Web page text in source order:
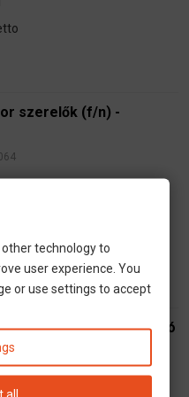
szerelők (f/n) -
esztergályos, forgácsoló
technology to
user experience. You
or use settings to accept
all